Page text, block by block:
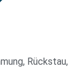
Rückstau,